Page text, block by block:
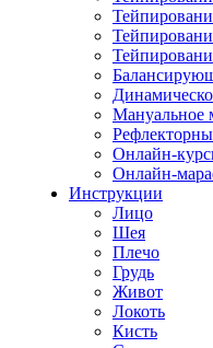
Мануальное
Онлайн-
Онлайн-
Инструкции
Лицо
Шея
Плечо
Грудь
Живот
Локоть
Кисть